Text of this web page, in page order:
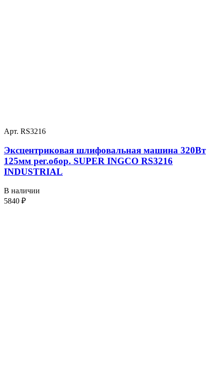
Арт. RS3216
Эксцентриковая шлифовальная машина 320Вт
125мм рег.обор. SUPER INGCO RS3216
INDUSTRIAL
В наличии
5840 ₽